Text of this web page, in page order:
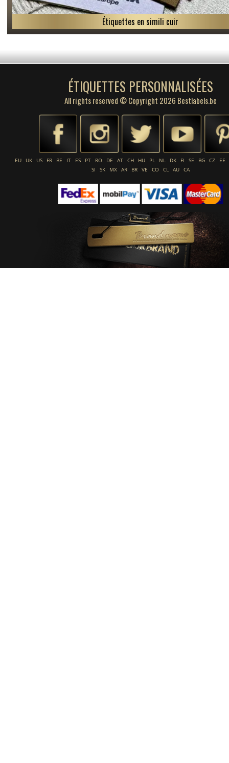
Étiquettes en simili cuir
ÉTIQUETTES PERSONNALISÉES
All rights reserved © Copyright 2026 Bestlabels.be
EU UK US FR BE IT ES PT RO DE AT CH HU PL NL DK FI SE BG CZ
EE
SI
SK MX AR BR VE CO CL AU CA